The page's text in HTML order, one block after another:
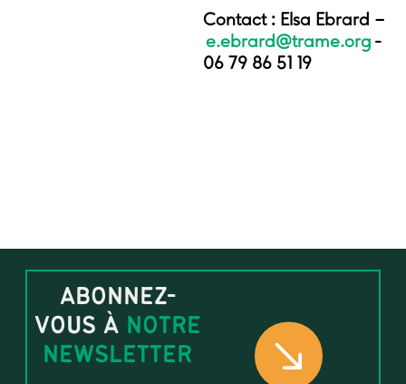
Contact : Elsa Ebrard –
e.ebrard@trame.org -
06 79 86 51 19
ABONNEZ-
VOUS À NOTRE
NEWSLETTER